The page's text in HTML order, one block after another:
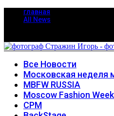
главная
All News
Все Новости
Московская неделя
MBFW RUSSIA
Moscow Fashion Week
CPM